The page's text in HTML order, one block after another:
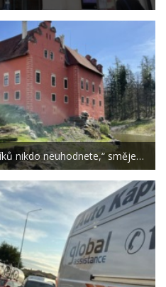
nikdo neuhodnete,“ směje…